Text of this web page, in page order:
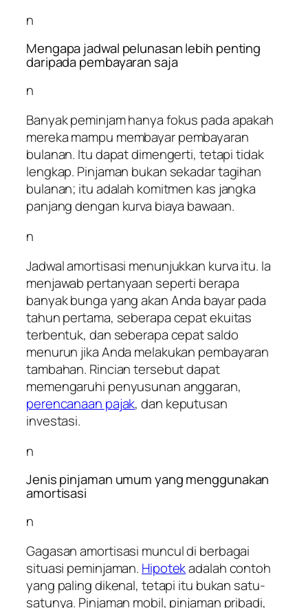
n
Mengapa jadwal pelunasan lebih penting
daripada pembayaran saja
n
Banyak peminjam hanya fokus pada apakah
mereka mampu membayar pembayaran
bulanan. Itu dapat dimengerti, tetapi tidak
lengkap. Pinjaman bukan sekadar tagihan
bulanan; itu adalah komitmen kas jangka
panjang dengan kurva biaya bawaan.
n
Jadwal amortisasi menunjukkan kurva itu. Ia
menjawab pertanyaan seperti berapa
banyak bunga yang akan Anda bayar pada
tahun pertama, seberapa cepat ekuitas
terbentuk, dan seberapa cepat saldo
menurun jika Anda melakukan pembayaran
tambahan. Rincian tersebut dapat
memengaruhi penyusunan anggaran,
perencanaan pajak, dan keputusan
investasi.
n
Jenis pinjaman umum yang menggunakan
amortisasi
n
Gagasan amortisasi muncul di berbagai
situasi peminjaman. Hipotekadalah contoh
yang paling dikenal, tetapi itu bukan satu-
satunya. Pinjaman mobil, pinjaman pribadi,